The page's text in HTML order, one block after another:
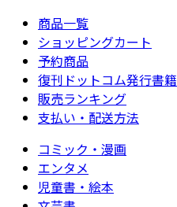
商品一覧
ショッピングカート
予約商品
復刊ドットコム発行書籍
販売ランキング
支払い・配送方法
コミック・漫画
エンタメ
児童書・絵本